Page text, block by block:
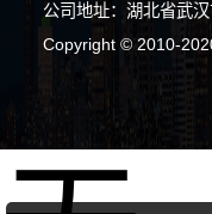
公司地址：湖北省武
Copyright © 2010-
7分钟前 胡先生 正在咨询
1分钟前 廖小姐 正在咨询